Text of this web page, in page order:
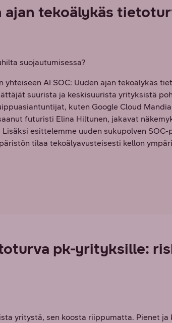
ajan tekoälykäs
suojautumisessa?
yhteiseen AI SOC: Uuden ajan tekoälykäs
suurista ja keskisuurista yrityksistä
kuten Google Cloud
futuristi Elina Hiltunen, jakavat
esittelemme uuden sukupolven
tilaa tekoälyavusteisesti kellon
pk-yrityksille:
yritystä, sen koosta riippumatta. Pienet